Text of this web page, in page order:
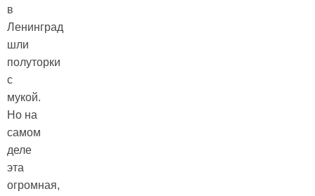
в
Ленинград
шли
полуторки
с
мукой.
Но на
самом
деле
эта
огромная,